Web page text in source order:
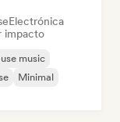
Electrónica
impacto
music
Minimal